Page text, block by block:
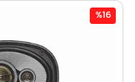
%16